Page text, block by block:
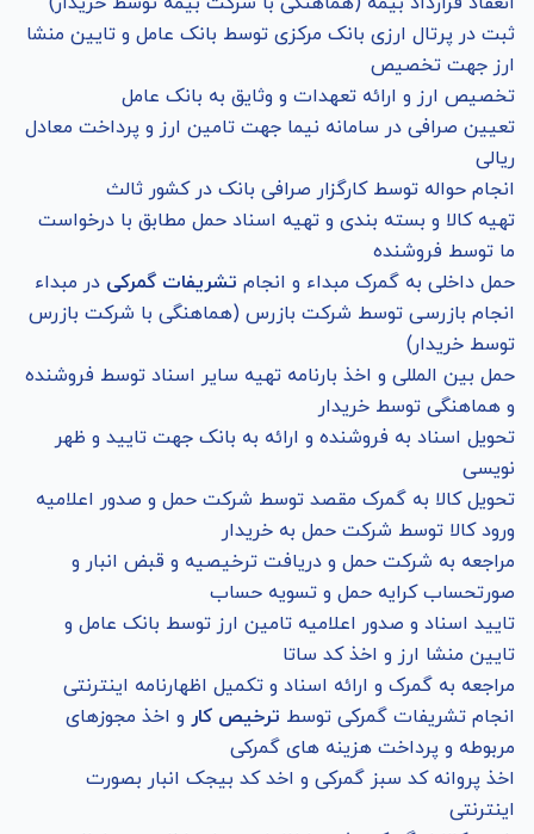
ثبت در پرتال ارزی بانک مرکزی توسط بانک عامل و تایین منشا
ارز جهت تخصیص
تخصیص ارز و ارائه تعهدات و وثایق به بانک عامل
تعیین صرافی در سامانه نیما جهت تامین ارز و پرداخت معادل
ریالی
انجام حواله توسط کارگزار صرافی بانک در کشور ثالث
تهیه کالا و بسته بندی و تهیه اسناد حمل مطابق با درخواست
ما توسط فروشنده
حمل داخلی به گمرک مبداء و انجام تشریفات گمرکی در مبداء
انجام بازرسی توسط شرکت بازرس (هماهنگی با شرکت بازرس
توسط خریدار)
حمل بین المللی و اخذ بارنامه تهیه سایر اسناد توسط فروشنده
و هماهنگی توسط خریدار
تحویل اسناد به فروشنده و ارائه به بانک جهت تایید و ظهر
نویسی
تحویل کالا به گمرک مقصد توسط شرکت حمل و صدور اعلامیه
ورود کالا توسط شرکت حمل به خریدار
مراجعه به شرکت حمل و دریافت ترخیصیه و قبض انبار و
صورتحساب کرایه حمل و تسویه حساب
تایید اسناد و صدور اعلامیه تامین ارز توسط بانک عامل و
تایین منشا ارز و اخذ کد ساتا
مراجعه به گمرک و ارائه اسناد و تکمیل اظهارنامه اینترنتی
انجام تشریفات گمرکی توسط ترخیص کار و اخذ مجوزهای
مربوطه و پرداخت هزینه های گمرکی
اخذ پروانه کد سبز گمرکی و اخد کد بیجک انبار بصورت
اینترنتی